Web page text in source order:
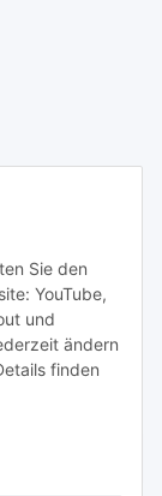
Sie den
YouTube,
und
ändern
finden